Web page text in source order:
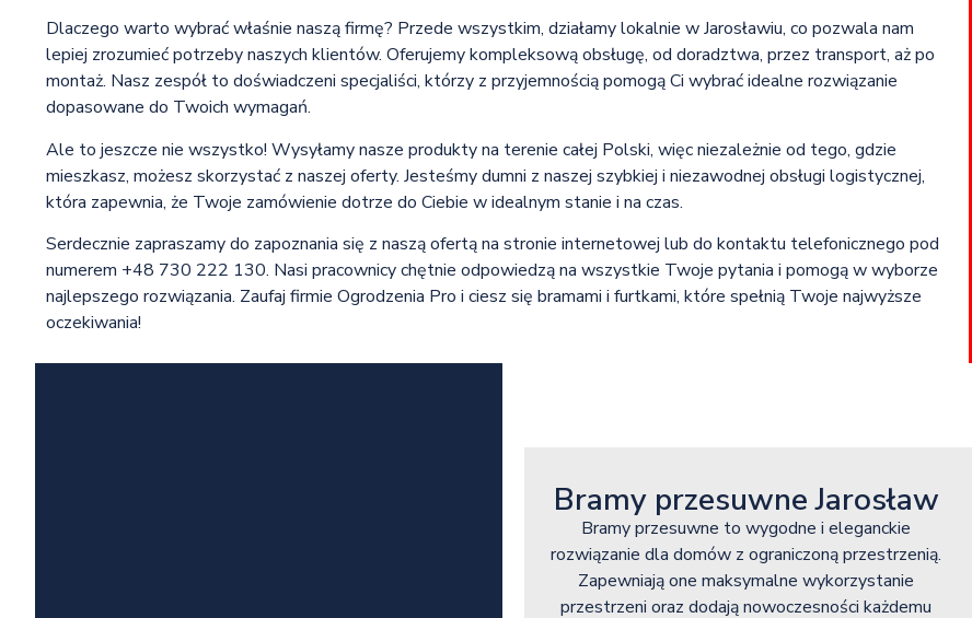
Dlaczego warto wybrać właśnie naszą firmę? Przede wszystkim, działamy lokalnie w Jarosławiu, co pozwala nam
lepiej zrozumieć potrzeby naszych klientów. Oferujemy kompleksową obsługę, od doradztwa, przez transport, aż po
montaż. Nasz zespół to doświadczeni specjaliści, którzy z przyjemnością pomogą Ci wybrać idealne rozwiązanie
dopasowane do Twoich wymagań.
Ale to jeszcze nie wszystko! Wysyłamy nasze produkty na terenie całej Polski, więc niezależnie od tego, gdzie
mieszkasz, możesz skorzystać z naszej oferty. Jesteśmy dumni z naszej szybkiej i niezawodnej obsługi logistycznej,
która zapewnia, że Twoje zamówienie dotrze do Ciebie w idealnym stanie i na czas.
Serdecznie zapraszamy do zapoznania się z naszą ofertą na stronie internetowej lub do kontaktu telefonicznego pod
numerem +48 730 222 130. Nasi pracownicy chętnie odpowiedzą na wszystkie Twoje pytania i pomogą w wyborze
najlepszego rozwiązania. Zaufaj firmie Ogrodzenia Pro i ciesz się bramami i furtkami, które spełnią Twoje najwyższe
oczekiwania!
Bramy przesuwne Jarosław
Bramy przesuwne to wygodne i eleganckie
rozwiązanie dla domów z ograniczoną przestrzenią.
Zapewniają one maksymalne wykorzystanie
przestrzeni oraz dodają nowoczesności każdemu